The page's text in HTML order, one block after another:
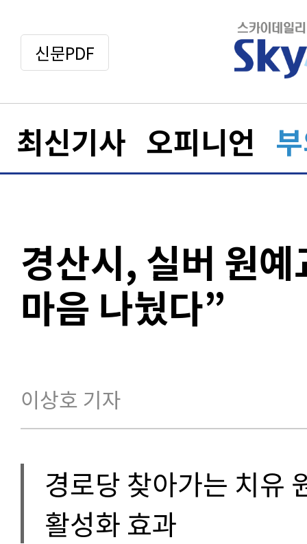
신문PDF
최신기사 오피니언
경산시, 실버 원
마음 나눴다”
이상호 기자
경로당 찾아가는 치유
활성화 효과